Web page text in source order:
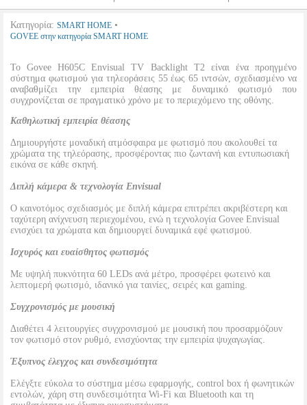
Κατηγορία: SMART HOME •
GOVEE στην κατηγορία SMART HOME
Το Govee H605C Envisual TV Backlight T2 είναι ένα προηγμένο
σύστημα φωτισμού για τηλεοράσεις 55 έως 65 ιντσών, σχεδιασμένο να
αναβαθμίζει την εμπειρία θέασης με δυναμικό φωτισμό που
συγχρονίζεται σε πραγματικό χρόνο με το περιεχόμενο της οθόνης.
Καθηλωτική εμπειρία θέασης
Δημιουργήστε μοναδική ατμόσφαιρα με φωτισμό που ακολουθεί τα
χρώματα της τηλεόρασης, προσφέροντας πιο ζωντανή και εντυπωσιακή
εικόνα σε κάθε σκηνή.
Διπλή κάμερα & τεχνολογία Envisual
Ο καινοτόμος σχεδιασμός με διπλή κάμερα επιτρέπει ακριβέστερη και
ταχύτερη ανίχνευση περιεχομένου, ενώ η τεχνολογία Govee Envisual
ενισχύει τα χρώματα και δημιουργεί δυναμικά εφέ φωτισμού.
Ισχυρός και ευαίσθητος φωτισμός
Με υψηλή πυκνότητα 60 LEDs ανά μέτρο, προσφέρει φωτεινό και
λεπτομερή φωτισμό, ιδανικό για ταινίες, σειρές και gaming.
Συγχρονισμός με μουσική
Διαθέτει 4 λειτουργίες συγχρονισμού με μουσική που προσαρμόζουν
τον φωτισμό στον ρυθμό, ενισχύοντας την εμπειρία ψυχαγωγίας.
Έξυπνος έλεγχος και συνδεσιμότητα
Ελέγξτε εύκολα το σύστημα μέσω εφαρμογής, control box ή φωνητικών
εντολών, χάρη στη συνδεσιμότητα Wi-Fi και Bluetooth και τη